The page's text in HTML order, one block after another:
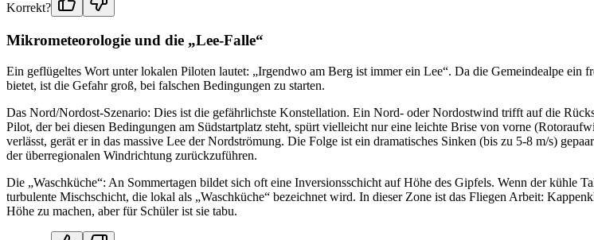
Korrekt?
Mikrometeorologie und die „Lee-Falle“
Ein geflügeltes Wort unter lokalen Piloten lautet: „Irgendwo am Berg ist immer ein Lee“. Da die Gemeindealpe
bietet, ist die Gefahr groß, bei falschen Bedingungen zu starten.
Das Nord/Nordost-Szenario: Dies ist die gefährlichste Konstellation. Ein Nord- oder Nordostwind trifft auf die
Pilot, der bei diesen Bedingungen am Südstartplatz steht, spürt vielleicht nur eine leichte Brise von vorne
verlässt, gerät er in das massive Lee der Nordströmung. Die Folge ist ein dramatisches Sinken (bis zu 5-8 m/s)
der überregionalen Windrichtung zurückzuführen.
Die „Waschküche“: An Sommertagen bildet sich oft eine Inversionsschicht auf Höhe des Gipfels. Wenn der kühle
turbulente Mischschicht, die lokal als „Waschküche“ bezeichnet wird. In dieser Zone ist das Fliegen Arbeit:
Höhe zu machen, aber für Schüler ist sie tabu.